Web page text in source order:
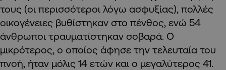
τους (οι περισσότεροι λόγω ασφυξίας), πολλές
οικογένειες βυθίστηκαν στο πένθος, ενώ 54
άνθρωποι τραυματίστηκαν σοβαρά. Ο
μικρότερος, ο οποίος άφησε την τελευταία του
πνοή, ήταν μόλις 14 ετών και ο μεγαλύτερος 41.